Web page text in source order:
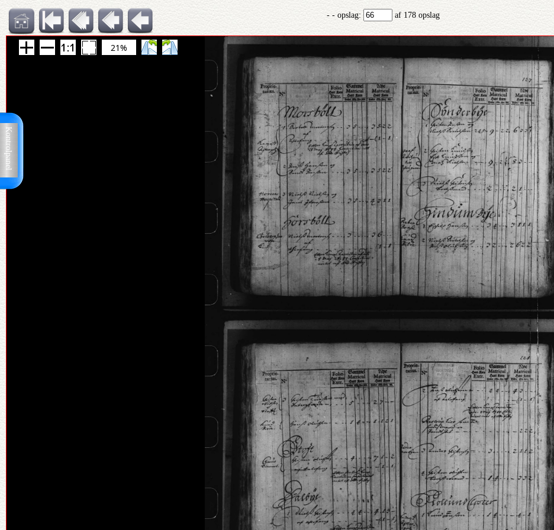
Kontrolpanel
- - opslag: af 178 opslag
21%